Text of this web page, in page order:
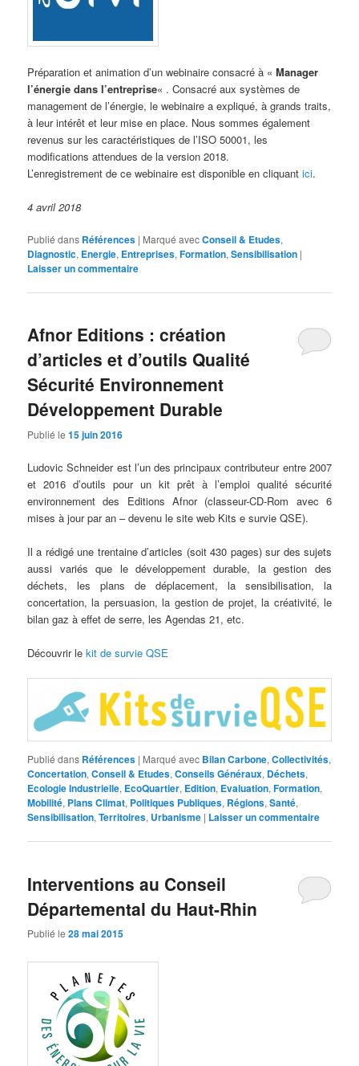
Préparation et animation d’un webinaire consacré à «Manager
l’énergie dans l’entreprise« . Consacré aux systèmes de
management de l’énergie, le webinaire a expliqué, à grands traits,
à leur intérêt et leur mise en place. Nous sommes également
revenus sur les caractéristiques de l’ISO 50001, les
modifications attendues de la version 2018.
L’enregistrement de ce webinaire est disponible en cliquantici.
4 avril 2018
Publié dans Références | Marqué avecConseil & Etudes,
Diagnostic, Energie, Entreprises,Formation,Sensibilisation |
Laisser un commentaire
Afnor Editions : création
d’articles et d’outils Qualité
Sécurité Environnement
Développement Durable
Publié le15 juin 2016
Ludovic Schneider est l’un des principaux contributeur entre 2007
et 2016 d’outils pour un kit prêt à l’emploi qualité sécurité
environnement des Editions Afnor (classeur-CD-Rom avec 6
mises à jour par an – devenu le site web Kits e survie QSE).
Il a rédigé une trentaine d’articles (soit 430 pages) sur des sujets
aussi variés que le développement durable, la gestion des
déchets, les plans de déplacement, la sensibilisation, la
concertation, la persuasion, la gestion de projet, la créativité, le
bilan gaz à effet de serre, les Agendas 21, etc.
Découvrir lekit de survie QSE
Publié dans Références | Marqué avec Bilan Carbone,Collectivités,
Concertation,Conseil & Etudes,Conseils Généraux, Déchets,
Ecologie Industrielle, EcoQuartier, Edition, Evaluation,Formation,
Mobilité, Plans Climat, Politiques Publiques, Régions,Santé,
Sensibilisation,Territoires, Urbanisme | Laisser un commentaire
Interventions au Conseil
Départemental du Haut-Rhin
Publié le28 mai 2015